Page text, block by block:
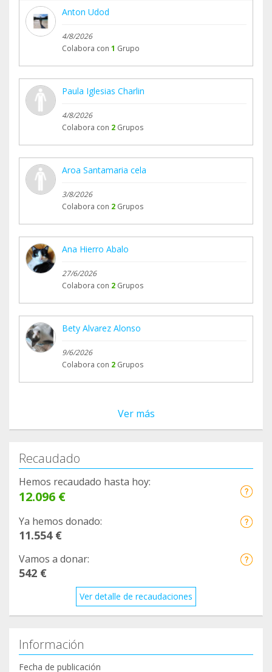
Anton Udod
4/8/2026
Colabora con 1 Grupo
Paula Iglesias Charlin
4/8/2026
Colabora con 2 Grupos
Aroa Santamaria cela
3/8/2026
Colabora con 2 Grupos
Ana Hierro Abalo
27/6/2026
Colabora con 2 Grupos
Bety Alvarez Alonso
9/6/2026
Colabora con 2 Grupos
Ver más
Recaudado
Hemos recaudado hasta hoy:
12.096 €
Ya hemos donado:
11.554 €
Vamos a donar:
542 €
Ver detalle de recaudaciones
Información
Fecha de publicación